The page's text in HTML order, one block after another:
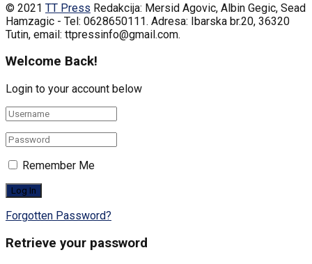
© 2021 TT Press Redakcija: Mersid Agovic, Albin Gegic, Sead
Hamzagic - Tel: 0628650111. Adresa: Ibarska br.20, 36320
Tutin, email: ttpressinfo@gmail.com.
Welcome Back!
Login to your account below
Remember Me
Forgotten Password?
Retrieve your password